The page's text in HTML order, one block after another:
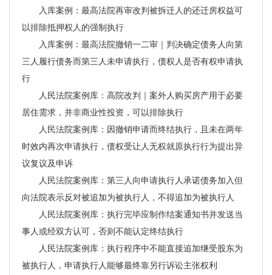
入库案例：最高法院再审改判被拆迁人的还迁房权益可
以排除抵押权人的强制执行
入库案例：最高法院撤销一二审｜判决确定债务人向第
三人履行债务而第三人未申请执行，债权人是否有权申请执
行
人民法院案例库：高院改判｜案外人购买房产用于必要
居住需求，并非商业性投资，可以排除执行
人民法院案例库：因撤销申请而终结执行，且未在两年
时效内再次申请执行，债权受让人无权就原执行行为提出异
议复议及申诉
人民法院案例库：第三人向申请执行人承诺债务加入但
向法院表示反对被追加为被执行人，不得追加为被执行人
人民法院案例库：执行完毕应制作结案通知书并发送当
事人或经双方认可，否则不能认定终结执行
人民法院案例库：执行程序中不能直接追加继受股东为
被执行人，申请执行人能够最终靠另行诉讼主张权利